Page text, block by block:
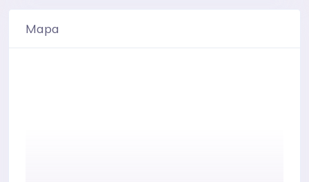
Mapa